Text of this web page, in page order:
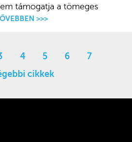
támogatja a tömeges
>>>
4 5 6
7
cikkek